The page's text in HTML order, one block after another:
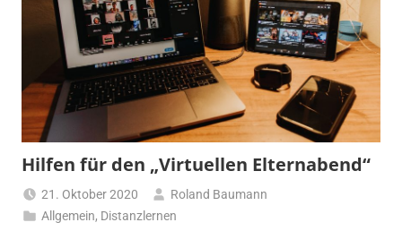
Hilfen für den „Virtuellen Elternabend“
21. Oktober 2020
Roland Baumann
Allgemein, Distanzlernen